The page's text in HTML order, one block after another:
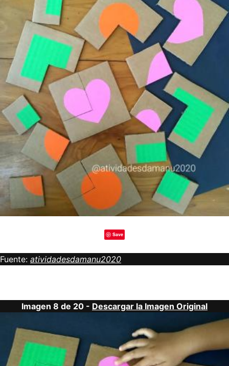
Save
Fuente: atividadesdamanu2020
Imagen 8 de 20 - Descargar la Imagen Original